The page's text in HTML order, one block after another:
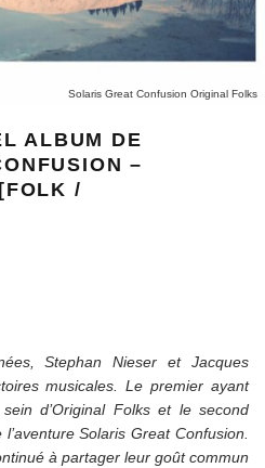
Solaris Great Confusion Original Folks
ALBUM DE
–
/
Stephan Nieser et Jacques
musicales. Le premier ayant
d’Original Folks et le second
Solaris Great Confusion.
à partager leur goût commun